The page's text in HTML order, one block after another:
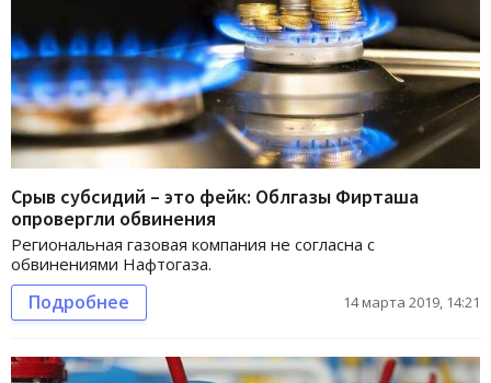
Срыв субсидий – это фейк: Облгазы Фирташа
опровергли обвинения
Региональная газовая компания не согласна с
обвинениями Нафтогаза.
Подробнее 14 марта 2019, 14:21